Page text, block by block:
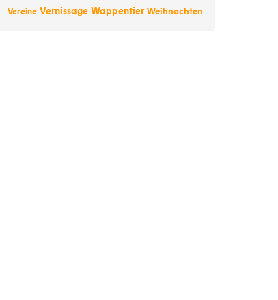
Vereine Vernissage Wappentier Weihnachten